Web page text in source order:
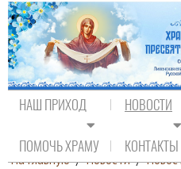
НАШ ПРИХОД НОВОСТИ
ПОМОЧЬ ХРАМУ КОНТАКТЫ
На главную / Новости /